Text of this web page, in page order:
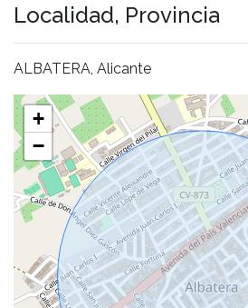
Localidad, Provincia
ALBATERA, Alicante
+
−